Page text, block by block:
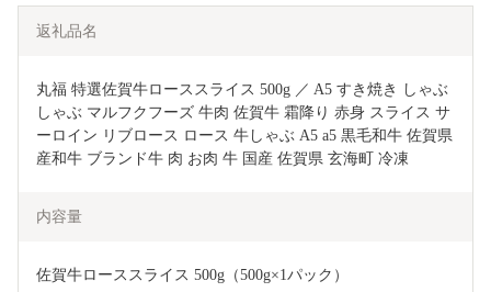
返礼品名
丸福 特選佐賀牛ローススライス 500g ／ A5 すき焼き しゃぶ
しゃぶ マルフクフーズ 牛肉 佐賀牛 霜降り 赤身 スライス サ
ーロイン リブロース ロース 牛しゃぶ A5 a5 黒毛和牛 佐賀県
産和牛 ブランド牛 肉 お肉 牛 国産 佐賀県 玄海町 冷凍
内容量
佐賀牛ローススライス 500g（500g×1パック）